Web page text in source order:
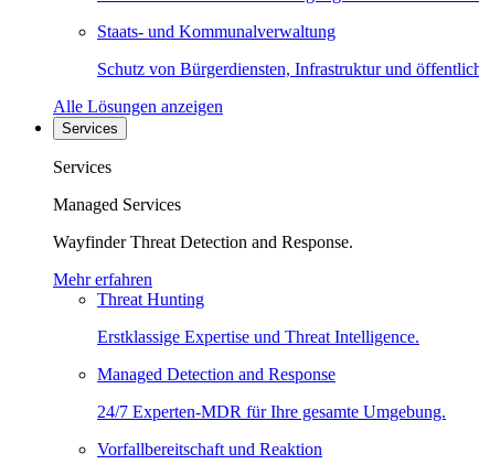
Staats- und Kommunalverwaltung
Schutz von Bürgerdiensten, Infrastruktur und
Alle Lösungen anzeigen
Services
Services
Managed Services
Wayfinder Threat Detection and Response.
Mehr erfahren
Threat Hunting
Erstklassige Expertise und Threat Intelligence.
Managed Detection and Response
24/7 Experten-MDR für Ihre gesamte Umgebung.
Vorfallbereitschaft und Reaktion